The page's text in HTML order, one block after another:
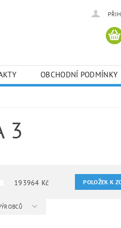
OBCHODNÍ PODMÍNKY
3
193964 Kč POLOŽEK K